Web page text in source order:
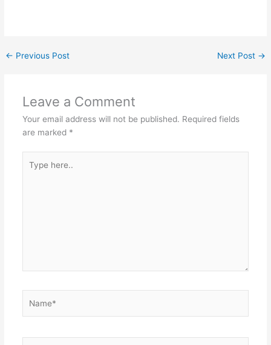
← Previous Post Next Post →
Leave a Comment
Your email address will not be published. Required fields
are marked *
here..